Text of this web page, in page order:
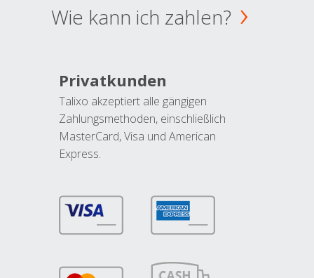
Wie kann ich zahlen?
Privatkunden
Talixo akzeptiert alle gängigen
Zahlungsmethoden, einschließlich
MasterCard, Visa und American
Express.